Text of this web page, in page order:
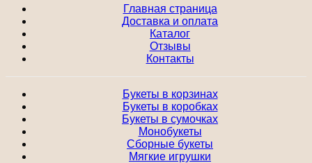
Главная страница
Доставка и оплата
Каталог
Отзывы
Контакты
Букеты в корзинах
Букеты в коробках
Букеты в сумочках
Монобукеты
Сборные букеты
Мягкие игрушки